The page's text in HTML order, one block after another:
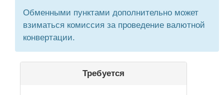
Обменными пунктами дополнительно может
взиматься комиссия за проведение валютной
конвертации.
Требуется